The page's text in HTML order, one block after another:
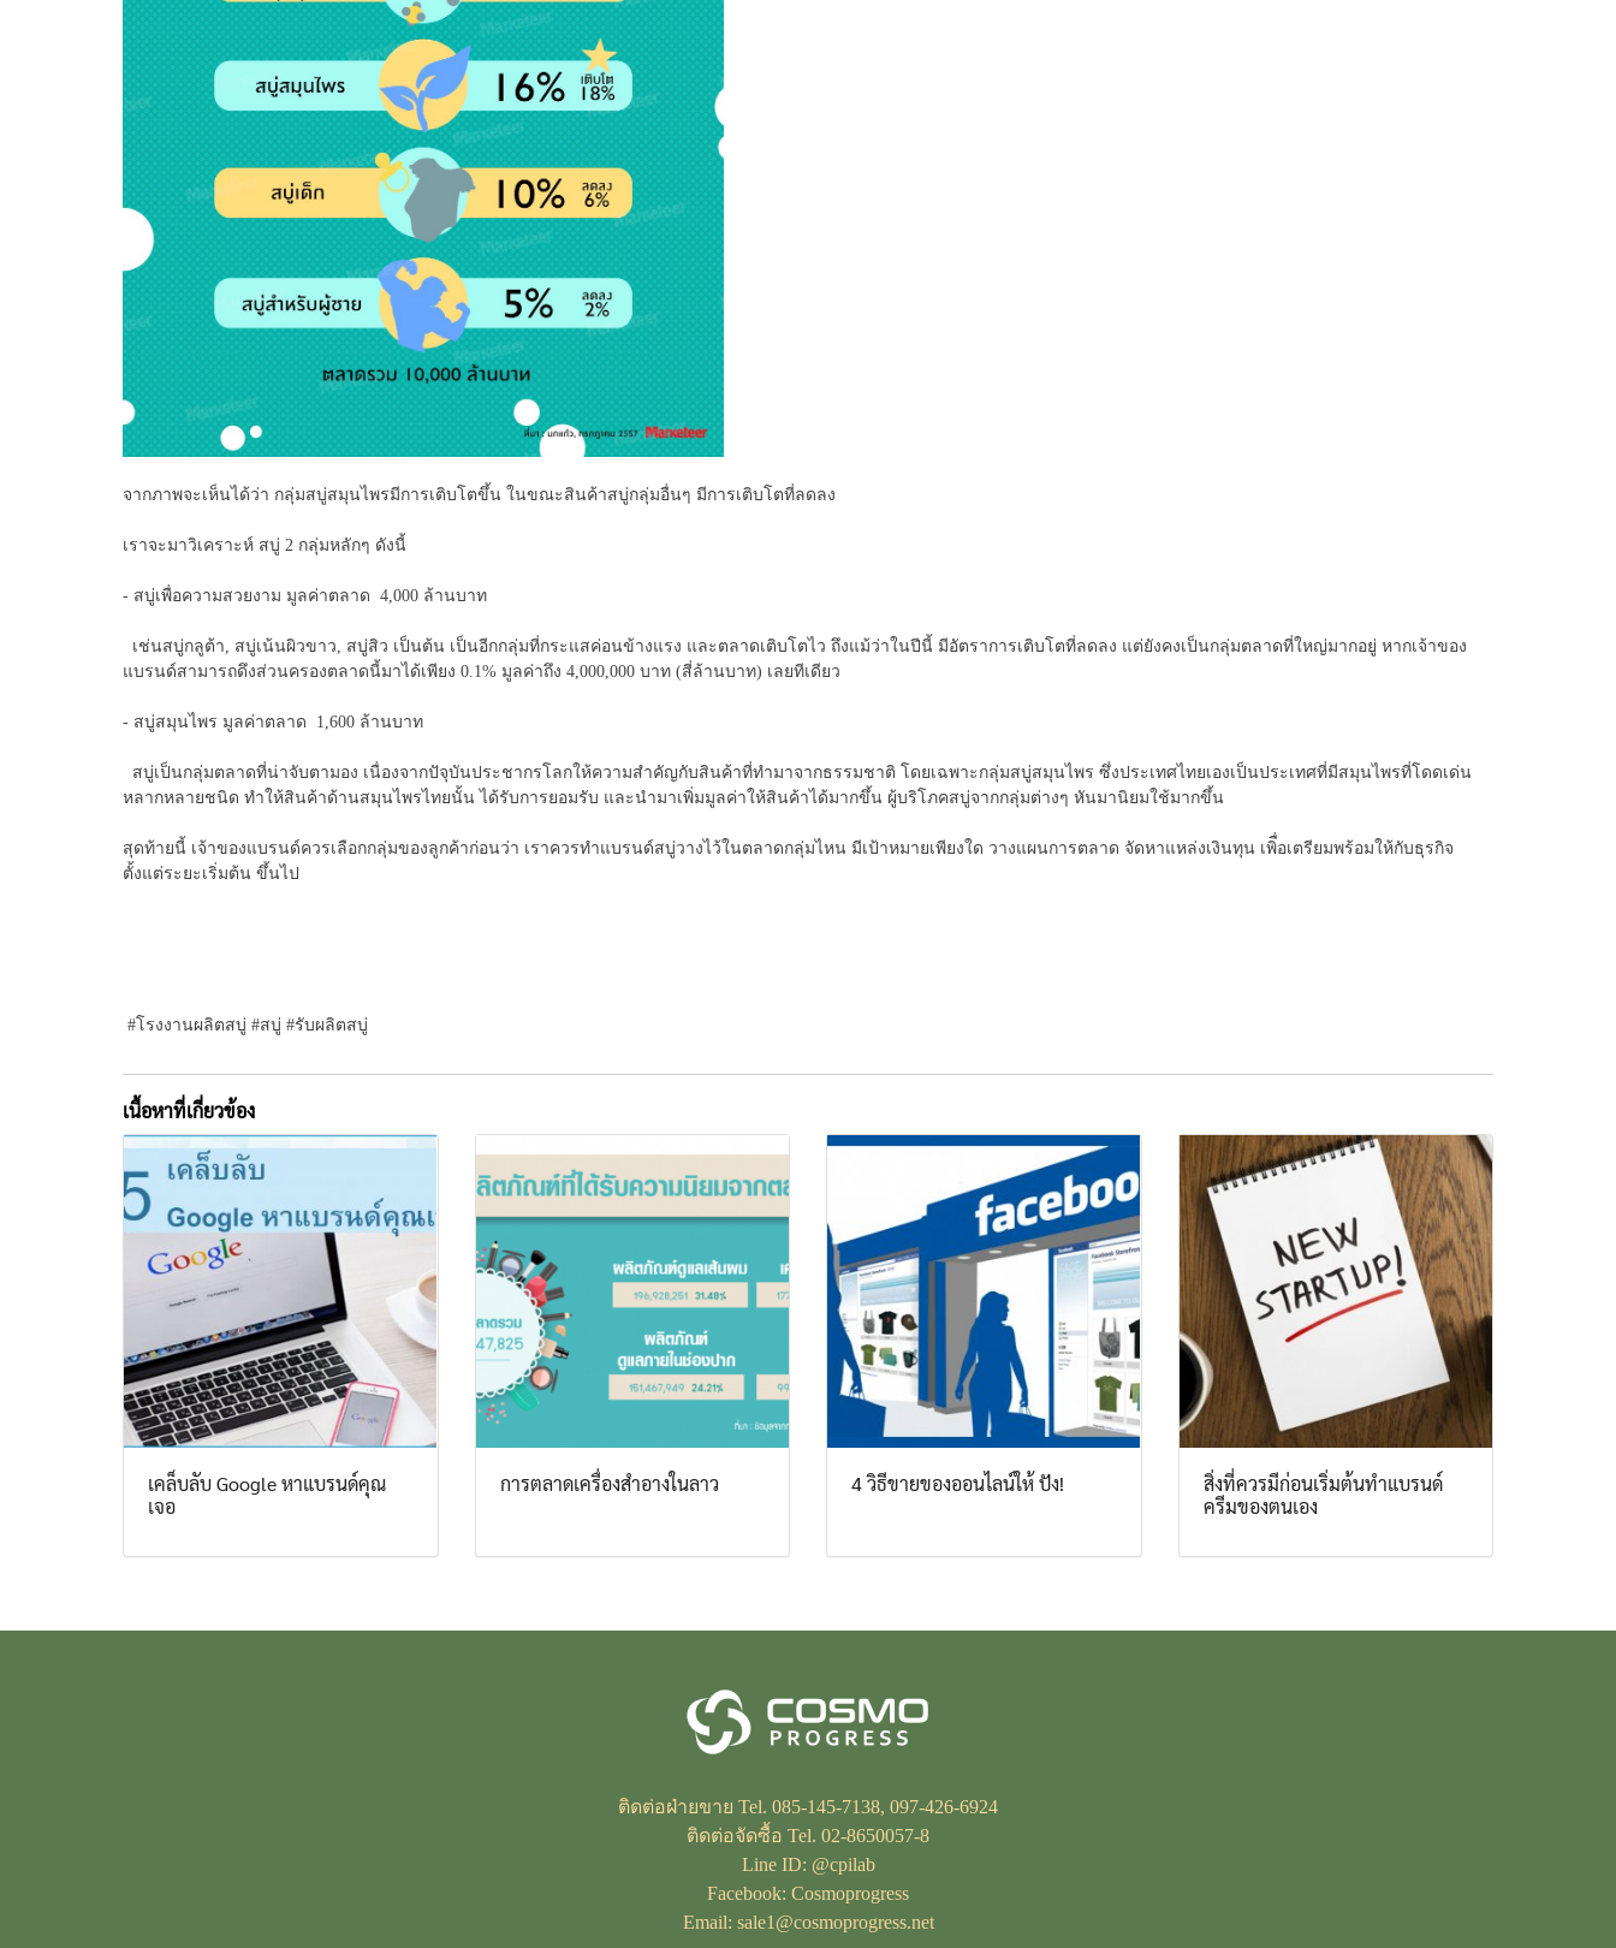
จากภาพจะเห็นได้ว่า กลุ่มสบู่สมุนไพรมีการเติบโตขึ้น ในขณะสินค้าสบู่กลุ่มอื่นๆ มีการเติบโตที่ลดลง
เราจะมาวิเคราะห์ สบู่ 2 กลุ่มหลักๆ ดังนี้
- สบู่เพื่อความสวยงาม มูลค่าตลาด 4,000 ล้านบาท
เช่นสบู่กลูต้า, สบู่เน้นผิวขาว, สบู่สิว เป็นต้น เป็นอีกกลุ่มที่กระแสค่อนข้างแรง และตลาดเติบโตไว ถึงแม้ว่าในปีนี้ มีอัตราการเติบโตที่ลดลง แต่ยังคงเป็นกลุ่มตลาดที่ใหญ่มากอยู่ หากเจ้าของ
แบรนด์สามารถดึงส่วนครองตลาดนี้มาได้เพียง 0.1% มูลค่าถึง 4,000,000 บาท (สี่ล้านบาท) เลยทีเดียว
- สบู่สมุนไพร มูลค่าตลาด 1,600 ล้านบาท
สบู่เป็นกลุ่มตลาดที่น่าจับตามอง เนื่องจากปัจุบันประชากรโลกให้ความสำคัญกับสินค้าที่ทำมาจากธรรมชาติ โดยเฉพาะกลุ่มสบู่สมุนไพร ซึ่งประเทศไทยเองเป็นประเทศที่มีสมุนไพรที่โดดเด่น
หลากหลายชนิด ทำให้สินค้าด้านสมุนไพรไทยนั้น ได้รับการยอมรับ และนำมาเพิ่มมูลค่าให้สินค้าได้มากขึ้น ผู้บริโภคสบู่จากกลุ่มต่างๆ หันมานิยมใช้มากขึ้น
สุดท้ายนี้ เจ้าของแบรนด์ควรเลือกกลุ่มของลูกค้าก่อนว่า เราควรทำแบรนด์สบู่วางไว้ในตลาดกลุ่มไหน มีเป้าหมายเพียงใด วางแผนการตลาด จัดหาแหล่งเงินทุน เพิื่อเตรียมพร้อมให้กับธุรกิจ
ตั้งแต่ระยะเริ่มต้น ขึ้นไป
#โรงงานผลิตสบู่ #สบู่ #รับผลิตสบู่
เนื้อหาที่เกี่ยวข้อง
เคล็บลับ Google หาแบรนด์คุณ
เจอ
การตลาดเครื่องสำอางในลาว 4 วิธีขายของออนไลน์ให้ ปัง!
สิ่งที่ควรมีก่อนเริ่มต้นทำแบรนด์
ครีมของตนเอง
ติดต่อฝ่ายขาย Tel. 085-145-7138, 097-426-6924
ติดต่อจัดซื้อ Tel. 02-8650057-8
Line ID: @cpilab
Facebook: Cosmoprogress
Email: sale1@cosmoprogress.net